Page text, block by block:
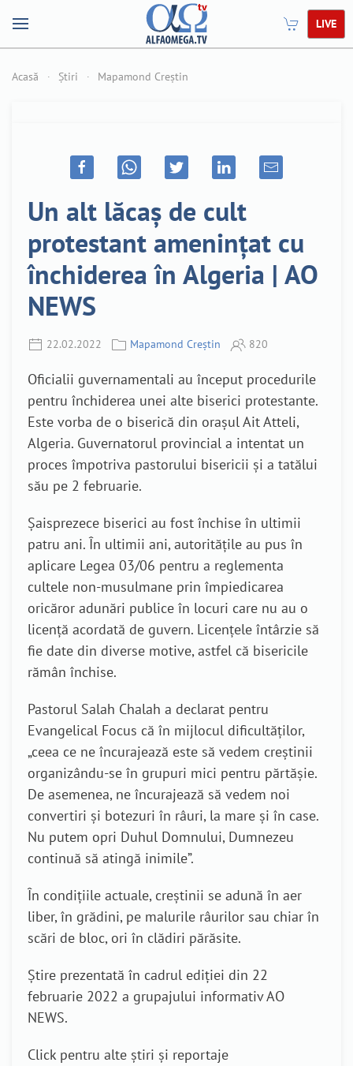
LIVE
Acasă Știri Mapamond Creștin
Un alt lăcaș de cult
protestant amenințat cu
închiderea în Algeria | AO
NEWS
22.02.2022 Mapamond Creștin 820
Oficialii guvernamentali au început procedurile
pentru închiderea unei alte biserici protestante.
Este vorba de o biserică din orașul Ait Atteli,
Algeria. Guvernatorul provincial a intentat un
proces împotriva pastorului bisericii și a tatălui
său pe 2 februarie.
Șaisprezece biserici au fost închise în ultimii
patru ani. În ultimii ani, autoritățile au pus în
aplicare Legea 03/06 pentru a reglementa
cultele non-musulmane prin împiedicarea
oricăror adunări publice în locuri care nu au o
licență acordată de guvern. Licențele întârzie să
fie date din diverse motive, astfel că bisericile
rămân închise.
Pastorul Salah Chalah a declarat pentru
Evangelical Focus că în mijlocul dificultăților,
„ceea ce ne încurajează este să vedem creștinii
organizându-se în grupuri mici pentru părtășie.
De asemenea, ne încurajează să vedem noi
convertiri și botezuri în râuri, la mare și în case.
Nu putem opri Duhul Domnului, Dumnezeu
continuă să atingă inimile”.
În condițiile actuale, creștinii se adună în aer
liber, în grădini, pe malurile râurilor sau chiar în
scări de bloc, ori în clădiri părăsite.
Știre prezentată în cadrul ediției din 22
februarie 2022 a grupajului informativ AO
NEWS.
Click pentru alte știri și reportaje